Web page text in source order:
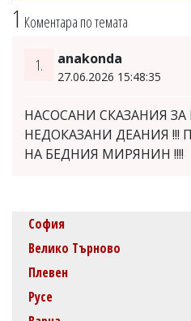
1 Коментара по темата
1. anakonda
27.06.2026 15:48:35
НАСОСАНИ СКАЗАНИЯ
НЕДОКАЗАНИ ДЕАНИЯ !!!
НА БЕДНИЯ МИРЯНИН !!!!
София
Велико Търново
Плевен
Русе